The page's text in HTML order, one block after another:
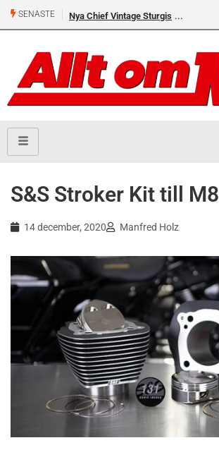
SENASTE Nya Chief Vintage Sturgis
S&S Stroker Kit till M8
14 december, 2020 Manfred Holz